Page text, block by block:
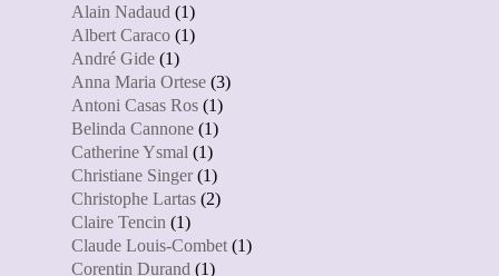
Alain Nadaud (1)
Albert Caraco (1)
André Gide (1)
Anna Maria Ortese (3)
Antoni Casas Ros (1)
Belinda Cannone (1)
Catherine Ysmal (1)
Christiane Singer(1)
Christophe Lartas (2)
Claire Tencin (1)
Claude Louis-Combet (1)
Corentin Durand (1)